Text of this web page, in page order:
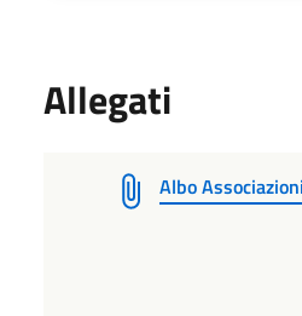
Allegati
Albo Associazioni